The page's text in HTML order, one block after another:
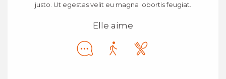
justo. Ut egestas velit eu magna lobortis feugiat.
Elle aime